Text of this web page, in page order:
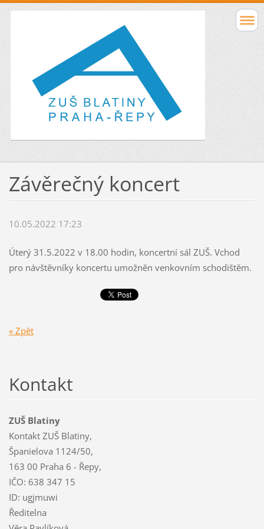
Závěrečný koncert
10.05.2022 17:23
Úterý 31.5.2022 v 18.00 hodin, koncertní sál ZUŠ. Vchod
pro návštěvníky koncertu umožněn venkovním schodištěm.
« Zpět
Kontakt
ZUŠ Blatiny
Kontakt ZUŠ Blatiny,
Španielova 1124/50,
163 00 Praha 6 - Řepy,
IČO: 638 347 15
ID: ugjmuwi
Ředitelna